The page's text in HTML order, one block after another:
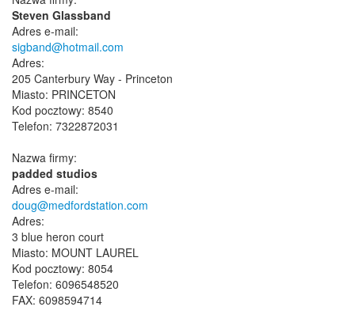
Steven Glassband
Adres e-mail:
sigband@hotmail.com
Adres:
205 Canterbury Way - Princeton
Miasto: PRINCETON
Kod pocztowy: 8540
Telefon: 7322872031
Nazwa firmy:
padded studios
Adres e-mail:
doug@medfordstation.com
Adres:
3 blue heron court
Miasto: MOUNT LAUREL
Kod pocztowy: 8054
Telefon: 6096548520
FAX: 6098594714